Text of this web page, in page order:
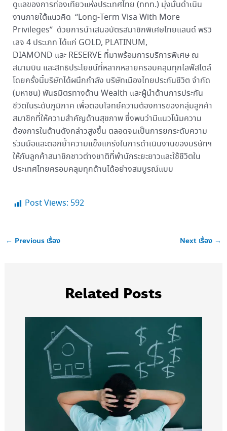
ดูแลของการท่องเที่ยวแห่งประเทศไทย (ททท.) มุ่งมั่นดำเนิน
งานภายใต้แนวคิด “Long-Term Visa With More
Privileges” ด้วยการนำเสนอบัตรสมาชิกพิเศษไทยแลนด์ พริวิ
เลจ 4 ประเภท ได้แก่ GOLD, PLATINUM,
DIAMOND และ RESERVE ที่มาพร้อมการบริการพิเศษ ณ
สนามบิน และสิทธิประโยชน์ที่หลากหลายครอบคลุมทุกไลฟ์สไตล์
โดยครั้งนี้บริษัทได้ผนึกกำลัง บริษัทเมืองไทยประกันชีวิต จำกัด
(มหาชน) พันธมิตรทางด้าน Wealth และผู้นำด้านการประกัน
ชีวิตในระดับภูมิภาค เพื่อตอบโจทย์ความต้องการของกลุ่มลูกค้า
สมาชิกที่ให้ความสำคัญด้านสุขภาพ ซึ่งพบว่ามีแนวโน้มความ
ต้องการในด้านดังกล่าวสูงขึ้น ตลอดจนเป็นการยกระดับความ
ร่วมมือและตอกย้ำความแข็งแกร่งในการดำเนินงานของบริษัทฯ
ให้กับลูกค้าสมาชิกชาวต่างชาติที่พำนักระยะยาวและใช้ชีวิตใน
ประเทศไทยครอบคลุมทุกด้านได้อย่างสมบูรณ์แบบ
Post Views: 592
← Previous เรื่อง Next เรื่อง →
Related Posts